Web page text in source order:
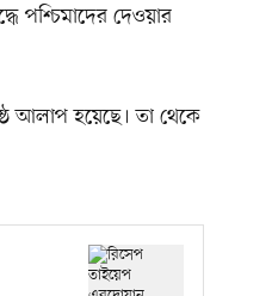
পশ্চিমাদের দেওয়ার
আলাপ হয়েছে। তা থেকে